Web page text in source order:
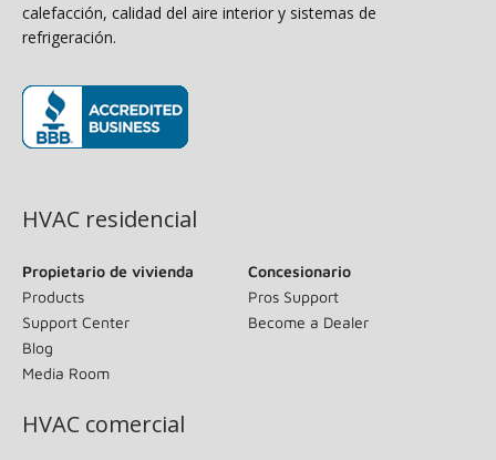
calefacción, calidad del aire interior y sistemas de
refrigeración.
HVAC residencial
Propietario de vivienda
Products
Support Center
Blog
Media Room
Concesionario
Pros Support
Become a Dealer
HVAC comercial